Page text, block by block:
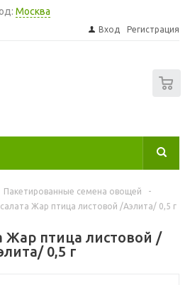
Москва
Вход Регистрация
Пакетированные семена овощей
-
Жар птица листовой /Аэлита/ 0,5 г
Жар птица листовой /
0,5 г